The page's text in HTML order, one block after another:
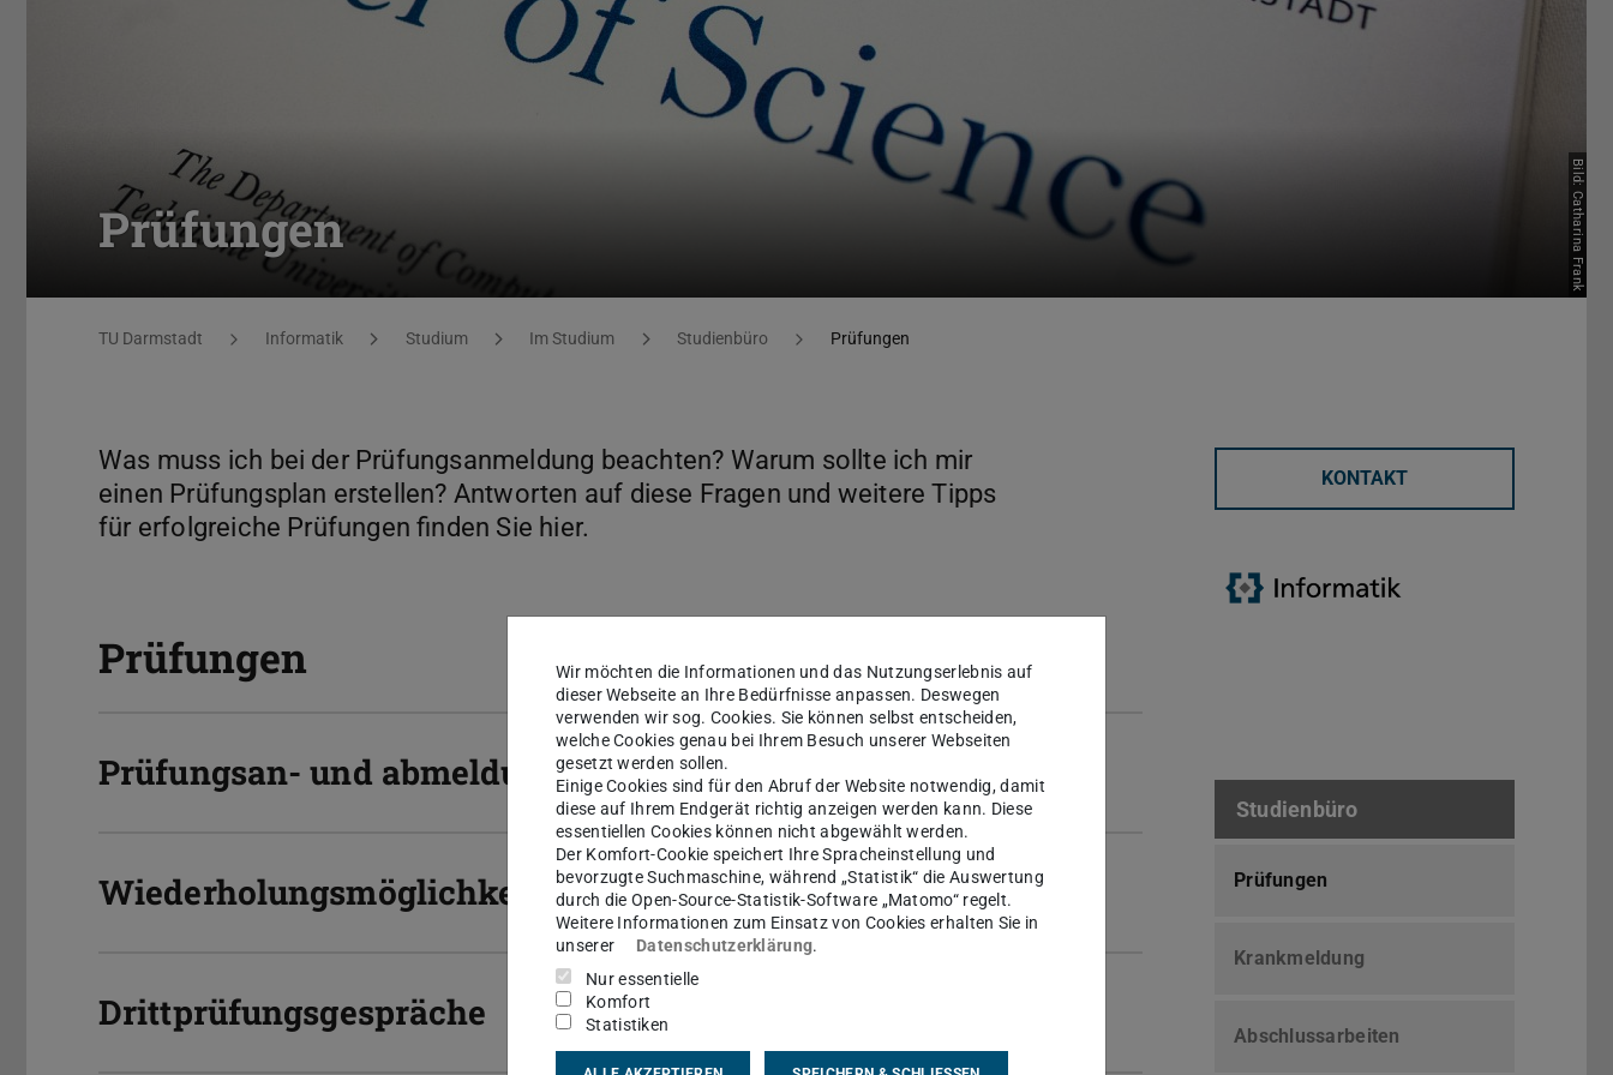
Prüfungen Bild: Catharina Frank
Sie befinden sich hier:
TU Darmstadt Informatik Studium Im Studium Studienbüro Prüfungen
Was muss ich bei der Prüfungsanmeldung beachten? Warum sollte ich mir
einen Prüfungsplan erstellen? Antworten auf diese Fragen und weitere Tipps
für erfolgreiche Prüfungen finden Sie hier.
Prüfungen
Prüfungsan- und abmeldung
Wiederholungsmöglichkeiten
Drittprüfungsgespräche
KONTAKT
Studienbüro
Prüfungen
Krankmeldung
Abschlussarbeiten
Wir möchten die Informationen und das Nutzungserlebnis auf
dieser Webseite an Ihre Bedürfnisse anpassen. Deswegen
verwenden wir sog. Cookies. Sie können selbst entscheiden,
welche Cookies genau bei Ihrem Besuch unserer Webseiten
gesetzt werden sollen.
Einige Cookies sind für den Abruf der Website notwendig, damit
diese auf Ihrem Endgerät richtig anzeigen werden kann. Diese
essentiellen Cookies können nicht abgewählt werden.
Der Komfort-Cookie speichert Ihre Spracheinstellung und
bevorzugte Suchmaschine, während „Statistik“ die Auswertung
durch die Open-Source-Statistik-Software „Matomo“ regelt.
Weitere Informationen zum Einsatz von Cookies erhalten Sie in
unserer
Datenschutzerklärung.
Nur essentielle
Komfort
Statistiken